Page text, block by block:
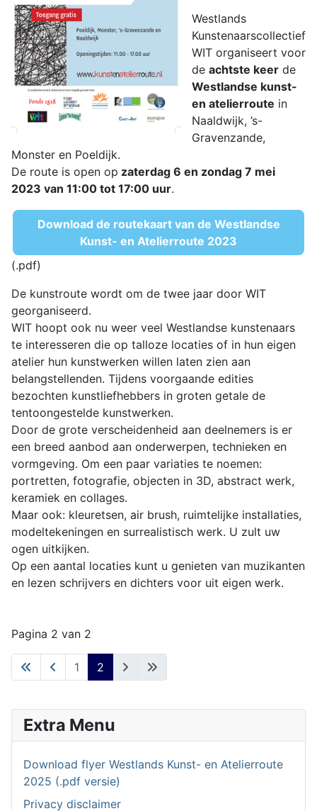
Westlands
Kunstenaarscollectief
WIT organiseert voor
de achtste keer de
Westlandse kunst-
en atelierroute in
Naaldwijk, ’s-
Gravenzande,
Monster en Poeldijk.
De route is open op zaterdag 6 en zondag 7 mei
2023 van 11:00 tot 17:00 uur.
Download de routekaart van de Westlandse
Kunst- en Atelierroute 2023
(.pdf)
De kunstroute wordt om de twee jaar door WIT
georganiseerd.
WIT hoopt ook nu weer veel Westlandse kunstenaars
te interesseren die op talloze locaties of in hun eigen
atelier hun kunstwerken willen laten zien aan
belangstellenden. Tijdens voorgaande edities
bezochten kunstliefhebbers in groten getale de
tentoongestelde kunstwerken.
Door de grote verscheidenheid aan deelnemers is er
een breed aanbod aan onderwerpen, technieken en
vormgeving. Om een paar variaties te noemen:
portretten, fotografie, objecten in 3D, abstract werk,
keramiek en collages.
Maar ook: kleuretsen, air brush, ruimtelijke installaties,
modeltekeningen en surrealistisch werk. U zult uw
ogen uitkijken.
Op een aantal locaties kunt u genieten van muzikanten
en lezen schrijvers en dichters voor uit eigen werk.
Pagina 2 van 2
1 2
Extra Menu
Download flyer Westlands Kunst- en Atelierroute
2025 (.pdf versie)
Privacy disclaimer